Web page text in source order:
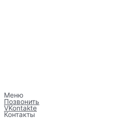
Меню
Позвонить
VKontakte
Контакты